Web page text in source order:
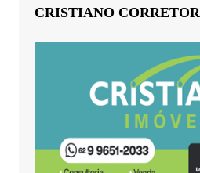
CRISTIANO CORRETOR